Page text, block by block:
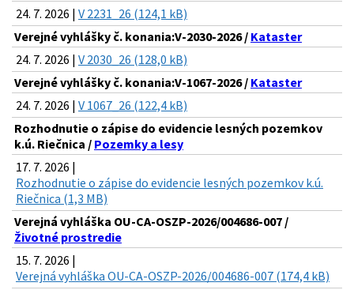
24. 7. 2026 | V 2231_26 (124,1 kB)
Verejné vyhlášky č. konania:V-2030-2026 / Kataster
24. 7. 2026 | V 2030_26 (128,0 kB)
Verejné vyhlášky č. konania:V-1067-2026 / Kataster
24. 7. 2026 | V 1067_26 (122,4 kB)
Rozhodnutie o zápise do evidencie lesných pozemkov
k.ú. Riečnica / Pozemky a lesy
17. 7. 2026 |
Rozhodnutie o zápise do evidencie lesných pozemkov k.ú.
Riečnica (1,3 MB)
Verejná vyhláška OU-CA-OSZP-2026/004686-007 /
Životné prostredie
15. 7. 2026 |
Verejná vyhláška OU-CA-OSZP-2026/004686-007 (174,4 kB)